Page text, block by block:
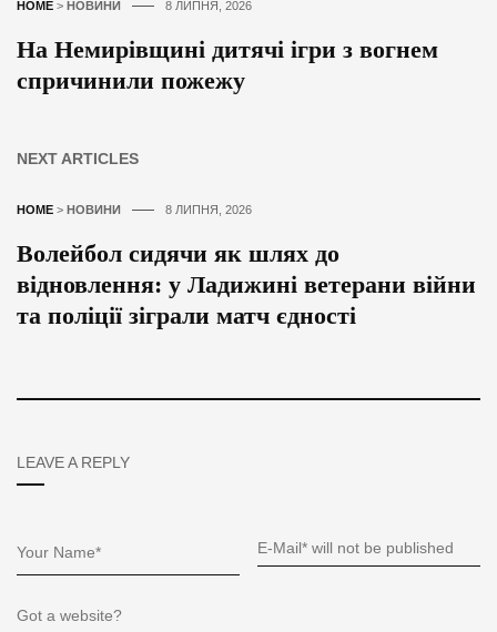
HOME > НОВИНИ 8 ЛИПНЯ, 2026
На Немирівщині дитячі ігри з вогнем
спричинили пожежу
NEXT ARTICLES
HOME > НОВИНИ 8 ЛИПНЯ, 2026
Волейбол сидячи як шлях до
відновлення: у Ладижині ветерани війни
та поліції зіграли матч єдності
LEAVE A REPLY